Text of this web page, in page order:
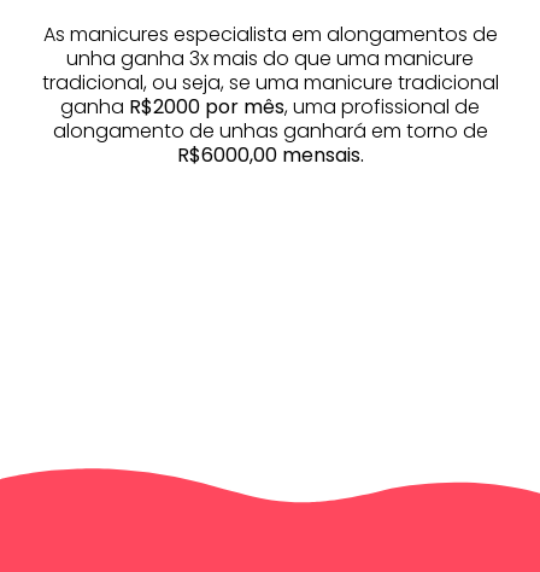
As manicures especialista em alongamentos de
unha ganha 3x mais do que uma manicure
tradicional, ou seja, se uma manicure tradicional
ganha R$2000 por mês, uma profissional de
alongamento de unhas ganhará em torno de
R$6000,00 mensais.